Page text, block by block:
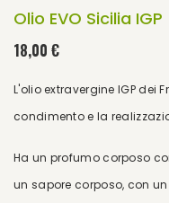
Olio EVO Sicilia IGP
18,00 €
L'olio extravergine IGP dei
condimento e la
Ha un profumo corposo
un sapore corposo, con